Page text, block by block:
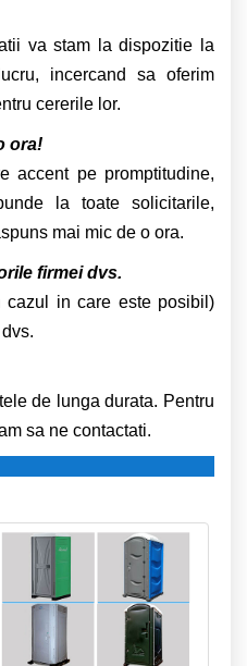
va stam la dispozitie la
incercand sa oferim
cererile lor.
ora!
accent pe promptitudine,
la toate solicitarile,
mai mic de o ora.
firmei dvs.
cazul in care este posibil)
de lunga durata. Pentru
sa ne contactati.